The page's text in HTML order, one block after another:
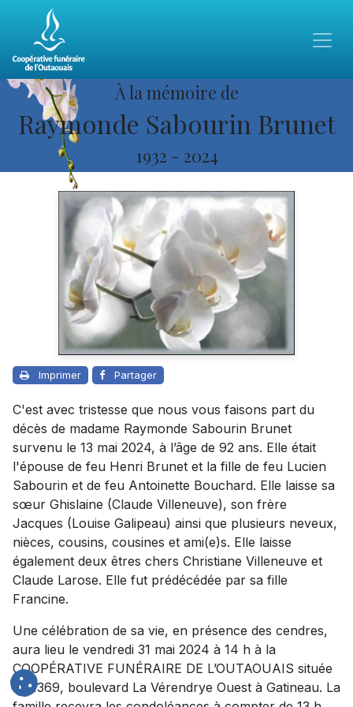
À la mémoire de
Raymonde Sabourin Brunet
1932 - 2024
Imprimer Partager
C'est avec tristesse que nous vous faisons part du
décès de madame Raymonde Sabourin Brunet
survenu le 13 mai 2024, à l’âge de 92 ans. Elle était
l'épouse de feu Henri Brunet et la fille de feu Lucien
Sabourin et de feu Antoinette Bouchard. Elle laisse sa
sœur Ghislaine (Claude Villeneuve), son frère
Jacques (Louise Galipeau) ainsi que plusieurs neveux,
nièces, cousins, cousines et ami(e)s. Elle laisse
également deux êtres chers Christiane Villeneuve et
Claude Larose. Elle fut prédécédée par sa fille
Francine.
Une célébration de sa vie, en présence des cendres,
aura lieu le vendredi 31 mai 2024 à 14 h à la
COOPÉRATIVE FUNÉRAIRE DE L’OUTAOUAIS située
au 1369, boulevard La Vérendrye Ouest à Gatineau. La